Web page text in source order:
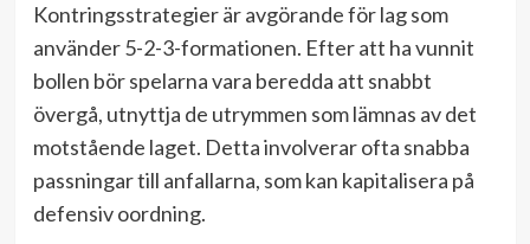
Kontringsstrategier är avgörande för lag som
använder 5-2-3-formationen. Efter att ha vunnit
bollen bör spelarna vara beredda att snabbt
övergå, utnyttja de utrymmen som lämnas av det
motstående laget. Detta involverar ofta snabba
passningar till anfallarna, som kan kapitalisera på
defensiv oordning.